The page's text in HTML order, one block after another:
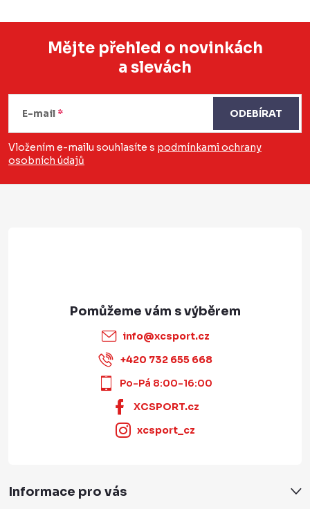
á
a
Mějte přehled o novinkách
a slevách
E-mail
Vložením e-mailu souhlasíte s podmínkami ochrany
osobních údajů
ODEBÍRAT
info@xcsport.cz
+420 732 655 668
Po-Pá 8:00-16:00
XCSPORT.cz
xcsport_cz
Informace pro vás